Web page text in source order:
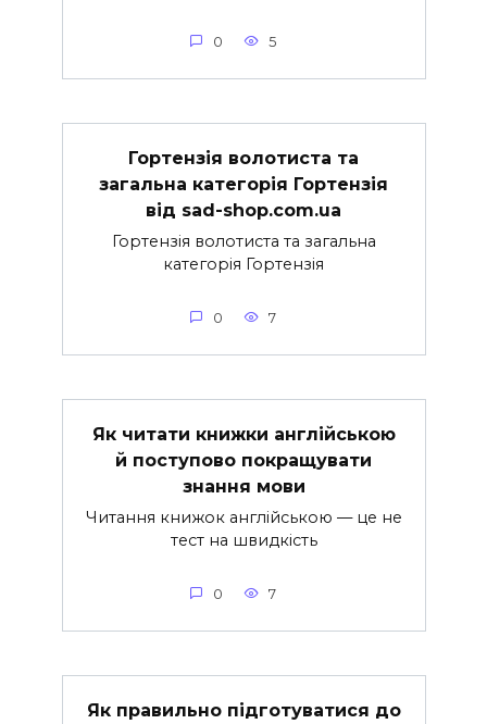
0 5
Гортензія волотиста та
загальна категорія Гортензія
від sad-shop.com.ua
Гортензія волотиста та загальна
категорія Гортензія
0 7
Як читати книжки англійською
й поступово покращувати
знання мови
Читання книжок англійською — це не
тест на швидкість
0 7
Як правильно підготуватися до